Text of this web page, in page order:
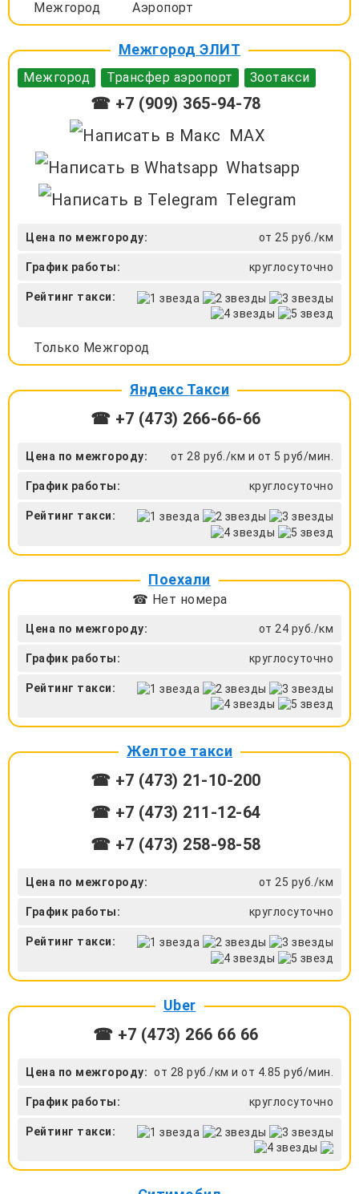
Межгород Аэропорт
Межгород ЭЛИТ
Межгород Трансфер аэропорт Зоотакси
☎ +7 (909) 365-94-78
MAX
Whatsapp
Telegram
Цена по межгороду: от 25 руб./км
График работы: круглосуточно
Рейтинг такси:
Только Межгород
Яндекс Такси
☎ +7 (473) 266-66-66
Цена по межгороду: от 28 руб./км и от 5 руб/мин.
График работы: круглосуточно
Рейтинг такси:
Поехали
☎ Нет номера
Цена по межгороду: от 24 руб./км
График работы: круглосуточно
Рейтинг такси:
Желтое такси
☎ +7 (473) 21-10-200
☎ +7 (473) 211-12-64
☎ +7 (473) 258-98-58
Цена по межгороду: от 25 руб./км
График работы: круглосуточно
Рейтинг такси:
Uber
☎ +7 (473) 266 66 66
Цена по межгороду: от 28 руб./км и от 4.85 руб/мин.
График работы: круглосуточно
Рейтинг такси: